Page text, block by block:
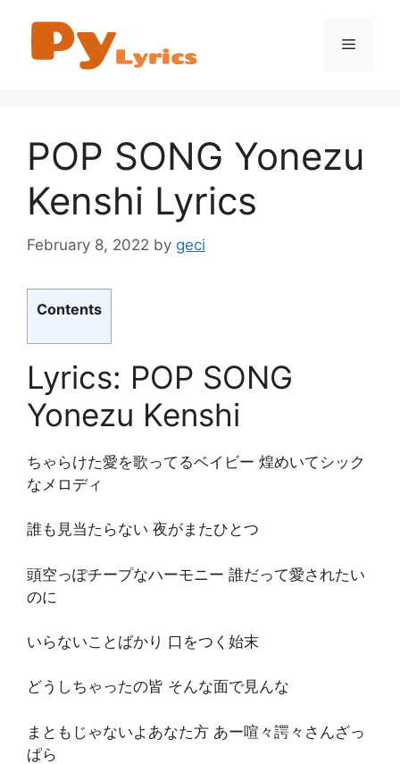
content
Menu
POP SONG Yonezu
Kenshi Lyrics
February 8, 2022 by geci
Contents
Lyrics: POP SONG
Yonezu Kenshi
ちゃらけた愛を歌ってるベイビー 煌めいてシック
なメロディ
誰も見当たらない 夜がまたひとつ
頭空っぽチープなハーモニー 誰だって愛されたい
のに
いらないことばかり 口をつく始末
どうしちゃったの皆 そんな面で見んな
まともじゃないよあなた方 あー喧々諤々さんざっ
ぱら